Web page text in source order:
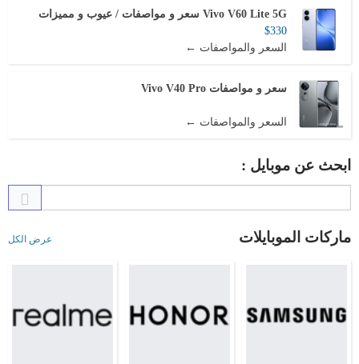
Vivo V60 Lite 5G سعر و مواصفات / عيوب و مميزات
$330
السعر والمواصفات ←
سعر و مواصفات Vivo V40 Pro
السعر والمواصفات ←
ابحث عن موبايل :
ماركات الموبايلات عرض الكل